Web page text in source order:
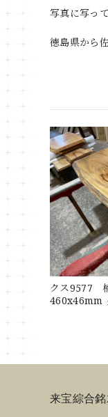
写真に写っ
徳島県から
クス9577
460x46mm
ブル セン
来宝綜合